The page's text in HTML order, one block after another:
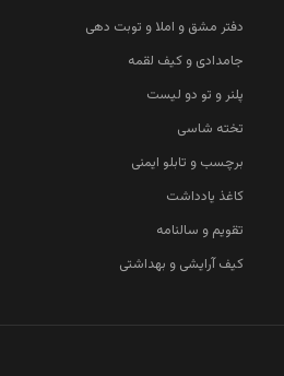
دفتر مشق و املا و توبت دهی
جامدادی و کیف لقمه
پلنر و تو دو لیست
تخته شاسی
برچسب و تابلو ایمنی
کاغذ یادداشت
تقویم و سالنامه
کیف آرایشی و بهداشتی